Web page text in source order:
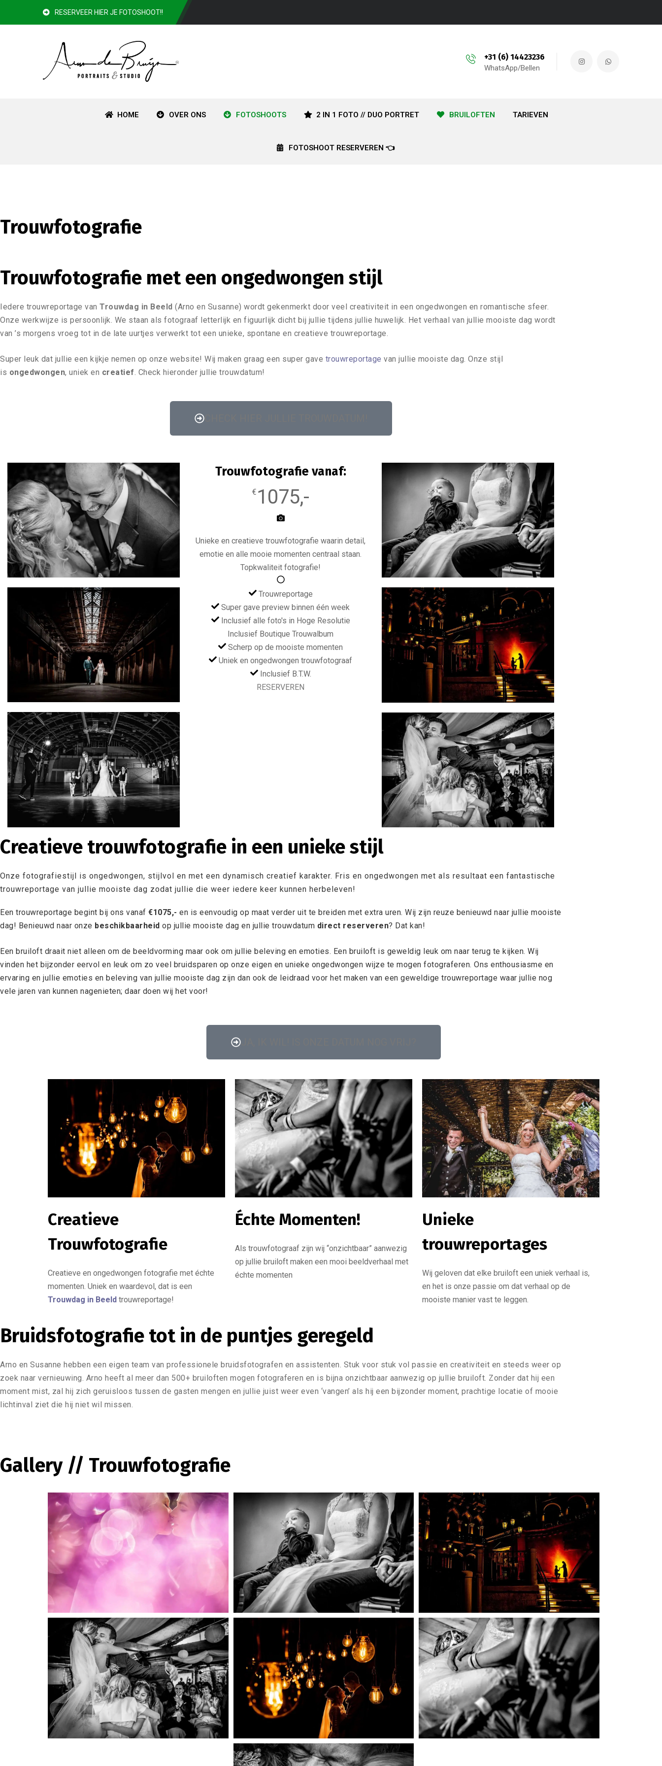
RESERVEER HIER JE FOTOSHOOT!!
+31 (6) 14423236
WhatsApp/Bellen
HOME OVER ONS FOTOSHOOTS 2 IN 1 FOTO // DUO PORTRET BRUILOFTEN TARIEVEN
FOTOSHOOT RESERVEREN 👈
Trouwfotografie
Trouwfotografie met een ongedwongen stijl
Iedere trouwreportage van Trouwdag in Beeld (Arno en Susanne) wordt gekenmerkt door veel creativiteit in een ongedwongen en romantische sfeer.
Onze werkwijze is persoonlijk. We staan als fotograaf letterlijk en figuurlijk dicht bij jullie tijdens jullie huwelijk. Het verhaal van jullie mooiste dag wordt
van ’s morgens vroeg tot in de late uurtjes verwerkt tot een unieke, spontane en creatieve trouwreportage.
Super leuk dat jullie een kijkje nemen op onze website! Wij maken graag een super gave trouwreportage van jullie mooiste dag. Onze stijl
is ongedwongen, uniek en creatief. Check hieronder jullie trouwdatum!
CHECK HIER JULLIE TROUWDATUM!
Trouwfotografie vanaf:
€ 1075,-
Unieke en creatieve trouwfotografie waarin detail,
emotie en alle mooie momenten centraal staan.
Topkwaliteit fotografie!
Trouwreportage
Super gave preview binnen één week
Inclusief alle foto's in Hoge Resolutie
Inclusief Boutique Trouwalbum
Scherp op de mooiste momenten
Uniek en ongedwongen trouwfotograaf
Inclusief B.T.W.
RESERVEREN
Creatieve trouwfotografie in een unieke stijl
Onze fotografiestijl is ongedwongen, stijlvol en met een dynamisch creatief karakter. Fris en ongedwongen met als resultaat een fantastische
trouwreportage van jullie mooiste dag zodat jullie die weer iedere keer kunnen herbeleven!
Een trouwreportage begint bij ons vanaf €1075,- en is eenvoudig op maat verder uit te breiden met extra uren. Wij zijn reuze benieuwd naar jullie mooiste
dag! Benieuwd naar onze beschikbaarheid op jullie mooiste dag en jullie trouwdatum direct reserveren? Dat kan!
Een bruiloft draait niet alleen om de beeldvorming maar ook om jullie beleving en emoties. Een bruiloft is geweldig leuk om naar terug te kijken. Wij
vinden het bijzonder eervol en leuk om zo veel bruidsparen op onze eigen en unieke ongedwongen wijze te mogen fotograferen. Ons enthousiasme en
ervaring en jullie emoties en beleving van jullie mooiste dag zijn dan ook de leidraad voor het maken van een geweldige trouwreportage waar jullie nog
vele jaren van kunnen nagenieten; daar doen wij het voor!
Creatieve
Trouwfotografie
Creatieve en ongedwongen fotografie met échte
momenten. Uniek en waardevol, dat is een
Trouwdag in Beeld trouwreportage!
Échte Momenten!
Als trouwfotograaf zijn wij “onzichtbaar” aanwezig
op jullie bruiloft maken een mooi beeldverhaal met
échte momenten
Unieke
trouwreportages
Wij geloven dat elke bruiloft een uniek verhaal is,
en het is onze passie om dat verhaal op de
mooiste manier vast te leggen.
Bruidsfotografie tot in de puntjes geregeld
Arno en Susanne hebben een eigen team van professionele bruidsfotografen en assistenten. Stuk voor stuk vol passie en creativiteit en steeds weer op
zoek naar vernieuwing. Arno heeft al meer dan 500+ bruiloften mogen fotograferen en is bijna onzichtbaar aanwezig op jullie bruiloft. Zonder dat hij een
moment mist, zal hij zich geruisloos tussen de gasten mengen en jullie juist weer even ‘vangen’ als hij een bijzonder moment, prachtige locatie of mooie
lichtinval ziet die hij niet wil missen.
Gallery // Trouwfotografie